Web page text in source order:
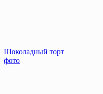
Шоколадный торт
фото